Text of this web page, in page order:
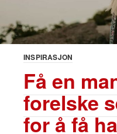
INSPIRASJON
Få en
forelske
for å få